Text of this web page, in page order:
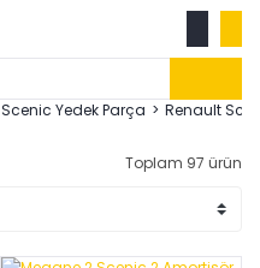
Scenic Yedek Parça Renault
Toplam 97 ürün